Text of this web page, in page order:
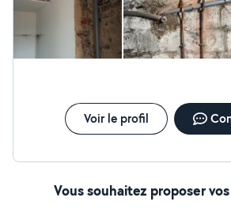
Voir le profil
Vous souhaitez proposer